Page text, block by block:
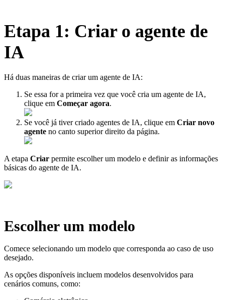
Etapa 1: Criar o agente de
IA
Há duas maneiras de criar um agente de IA:
Se essa for a primeira vez que você cria um agente de IA,
clique em Começar agora.
Se você já tiver criado agentes de IA, clique em Criar novo
agente no canto superior direito da página.
A etapa Criar permite escolher um modelo e definir as informações
básicas do agente de IA.
Escolher um modelo
Comece selecionando um modelo que corresponda ao caso de uso
desejado.
As opções disponíveis incluem modelos desenvolvidos para
cenários comuns, como: